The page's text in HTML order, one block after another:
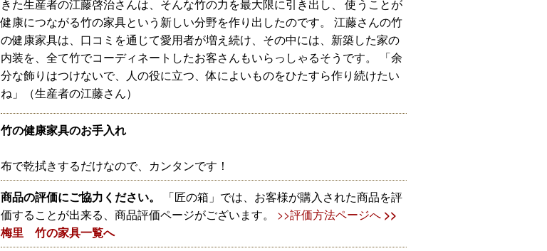
きた生産者の江藤啓治さんは、そんな竹の力を最大限に引き出し、 使うことが
健康につながる竹の家具という新しい分野を作り出したのです。 江藤さんの竹
の健康家具は、口コミを通じて愛用者が増え続け、その中には、新築した家の
内装を、全て竹でコーディネートしたお客さんもいらっしゃるそうです。 「余
分な飾りはつけないで、人の役に立つ、体によいものをひたすら作り続けたい
ね」（生産者の江藤さん）
竹の健康家具のお手入れ
布で乾拭きするだけなので、カンタンです！
商品の評価にご協力ください。
「匠の箱」では、お客様が購入された商品を評
価することが出来る、商品評価ページがございます。 >>評価方法ページへ >>
梅里 竹の家具一覧へ